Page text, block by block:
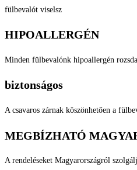
fülbevalót viselsz
HIPOALLERGÉN
Minden fülbevalónk hipoallergén
biztonságos
A csavaros zárnak köszönhetően a
MEGBÍZHATÓ
A rendeléseket Magyarországról